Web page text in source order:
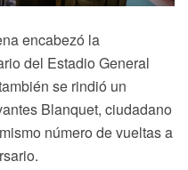
encabezó la
del Estadio General
se rindió un
Blanquet, ciudadano
número de vueltas a